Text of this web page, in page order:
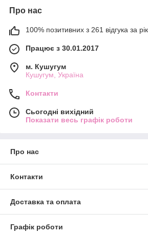
Про нас
100% позитивних з 261 відгука за рік
Працює з 30.01.2017
м. Кушугум
Кушугум, Україна
Контакти
Сьогодні вихідний
Показати весь графік роботи
Про нас
Контакти
Доставка та оплата
Графік роботи